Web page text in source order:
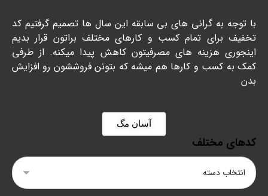
با توجه به گرانی های بی سابقه این سال ها تصمیم گرفتیم کد
تخفیف برای تمام کسب و کارهای مختلف براتون قرار بدیم
اینجوری هزینه های مصرفیتون کاهش پیدا میکنه. از طرفی
کمک به کسب و کارها هم میشه که بتونن فروششون رو افزایش
بدن
آسان مگ
کدهای مختلف